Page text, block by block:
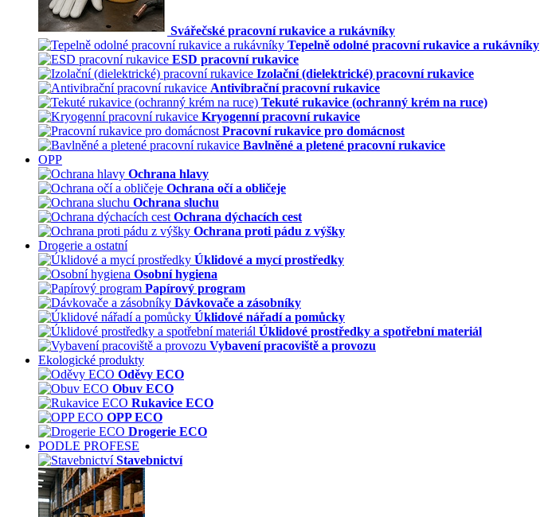
Svářečské pracovní rukavice a rukávníky
Tepelně odolné pracovní rukavice a rukávníky
ESD pracovní rukavice
Izolační (dielektrické) pracovní rukavice
Antivibrační pracovní rukavice
Tekuté rukavice (ochranný krém na ruce)
Kryogenní pracovní rukavice
Pracovní rukavice pro domácnost
Bavlněné a pletené pracovní rukavice
OPP
Ochrana hlavy
Ochrana očí a obličeje
Ochrana sluchu
Ochrana dýchacích cest
Ochrana proti pádu z výšky
Drogerie a ostatní
Úklidové a mycí prostředky
Osobní hygiena
Papírový program
Dávkovače a zásobníky
Úklidové nářadí a pomůcky
Úklidové prostředky a spotřební materiál
Vybavení pracoviště a provozu
Ekologické produkty
Oděvy ECO
Obuv ECO
Rukavice ECO
OPP ECO
Drogerie ECO
PODLE PROFESE
Stavebnictví